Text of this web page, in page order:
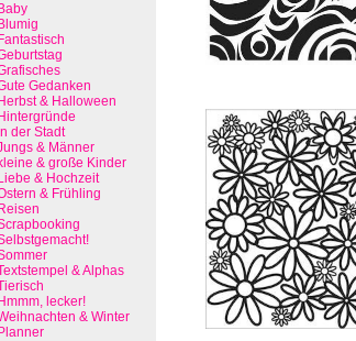
Baby
Blumig
Fantastisch
Gedanken
Herbst & Halloween
Hintergründe
In der Stadt
& Männer
kleine & große Kinder
Liebe & Hochzeit
& Frühling
Reisen
& Alphas
Hmmm, lecker!
& Winter
Planner